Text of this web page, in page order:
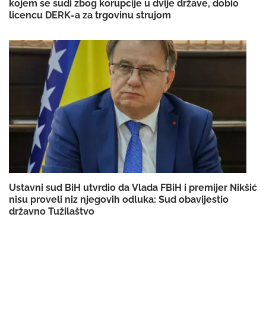
kojem se sudi zbog korupcije u dvije države, dobio
licencu DERK-a za trgovinu strujom
Ustavni sud BiH utvrdio da Vlada FBiH i premijer Nikšić
nisu proveli niz njegovih odluka: Sud obavijestio
državno Tužilaštvo